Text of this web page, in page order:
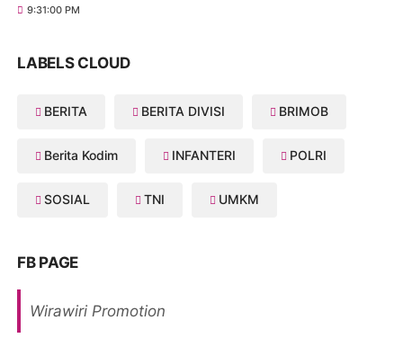
9:31:00 PM
LABELS CLOUD
BERITA BERITA DIVISI BRIMOB
Berita Kodim INFANTERI POLRI
SOSIAL TNI UMKM
FB PAGE
Wirawiri Promotion